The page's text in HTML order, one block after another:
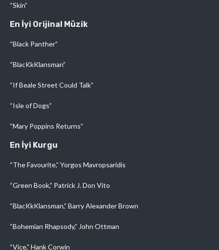
“Skin”
En İyi Orijinal Müzik
“Black Panther”
“BlacKkKlansman”
“If Beale Street Could Talk”
“Isle of Dogs”
“Mary Poppins Returns”
En İyi Kurgu
“The Favourite,” Yorgos Mavropsaridis
“Green Book,” Patrick J. Don Vito
“BlacKkKlansman,” Barry Alexander Brown
“Bohemian Rhapsody,” John Ottman
“Vice,” Hank Corwin